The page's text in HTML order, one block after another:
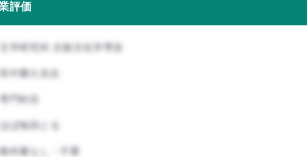
評価
文学研究科 文献文化学専攻
田中勝久先生
専門科目
ほぼ毎回とる
教科書なし・不要